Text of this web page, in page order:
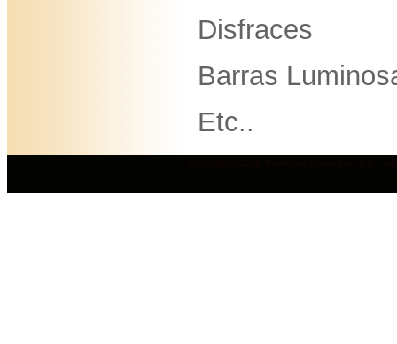
Disfraces
Barras
Etc..